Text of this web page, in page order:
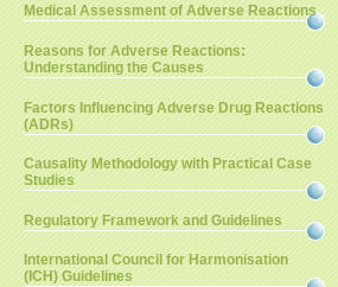
Medical Assessment of Adverse Reactions
Reasons for Adverse Reactions:
Understanding the Causes
Factors Influencing Adverse Drug Reactions
(ADRs)
Causality Methodology with Practical Case
Studies
Regulatory Framework and Guidelines
International Council for Harmonisation
(ICH) Guidelines